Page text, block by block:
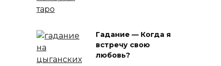
Гадание — Когда я
встречу свою
любовь?